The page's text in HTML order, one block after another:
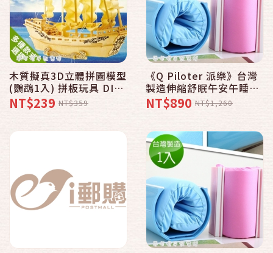
木質擬真3D立體拼圖模型
(鸚鵡1入) 拼板玩具 DIY
啟發親子樂趣 上色擺飾收
藏 布丁彤彤姐姐推薦
NT$239 NT$359
《Q Piloter 派樂》台灣
製造伸縮舒眠午安午睡枕
〈2入〉贈拉力繩X2 記憶
枕 兒童午安枕 辦公室午
NT$890 NT$1,260